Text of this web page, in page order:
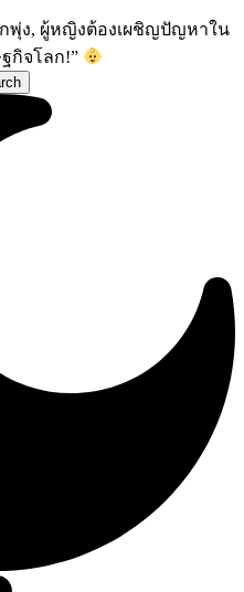
กพุ่ง, ผู้หญิงต้องเผชิญปัญหาใน
กิจโลก!”